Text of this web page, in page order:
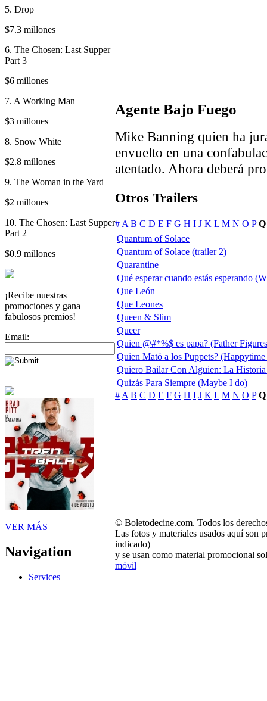
5. Drop
$7.3 millones
6. The Chosen: Last Supper
Part 3
$6 millones
7. A Working Man
$3 millones
8. Snow White
$2.8 millones
9. The Woman in the Yard
$2 millones
10. The Chosen: Last Supper
Part 2
$0.9 millones
¡Recibe nuestras
promociones y gana
fabulosos premios!
Email:
VER MÁS
Navigation
Services
Agente Bajo Fuego
Mike Banning quien ha
envuelto en una
atentado. Ahora deberá
Otros Trailers
# A B C D E F G H I J K L M N O P Q
Quantum of Solace
Quantum of Solace (trailer 2)
Quarantine
Qué esperar cuando estás esperando
Que León
Que Leones
Queen & Slim
Queer
Quien @#*%$ es papa? (Father
Quien Mató a los Puppets?
Quiero Bailar Con Alguien: La
Quizás Para Siempre (Maybe I do)
# A B C D E F G H I J K L M N O P Q
© Boletodecine.com. Todos los
Las fotos y materiales usados aquí son
indicado)
y se usan como material promocional
móvil